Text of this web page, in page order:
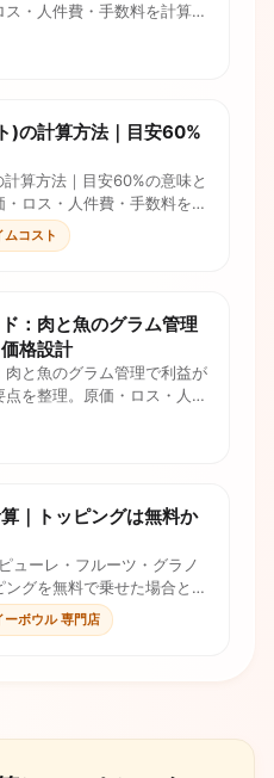
・人件費・手数料を計算式
格判断に使えます。
)の計算方法｜目安60%
算方法｜目安60%の意味と
ロス・人件費・手数料を計
、価格判断に使えます。
ムコスト
：肉と魚のグラム管理
格設計
と魚のグラム管理で利益が
を整理。原価・ロス・人件
リストで確認し、価格判断
｜トッピングは無料か
ューレ・フルーツ・グラノ
グを無料で乗せた場合と有
率を比べます。記入用の原
つき。
ーボウル 専門店